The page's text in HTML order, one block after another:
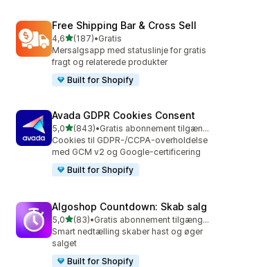
Free Shipping Bar & Cross Sell
4,6ud af 5 stjerner
(187)
187 anmeldelser i alt
•Gratis
Mersalgsapp med statuslinje for gratis
fragt og relaterede produkter
Built for Shopify
Avada GDPR Cookies Consent
5,0ud af 5 stjerner
(843)
843 anmeldelser i alt
•
Gratis abonnement tilgængeligt
Cookies til GDPR-/CCPA-overholdelse
med GCM v2 og Google-certificering
Built for Shopify
Algoshop Countdown: Skab salg
5,0ud af 5 stjerner
(83)
83 anmeldelser i alt
•
Gratis abonnement tilgængeligt
Smart nedtælling skaber hast og øger
salget
Built for Shopify